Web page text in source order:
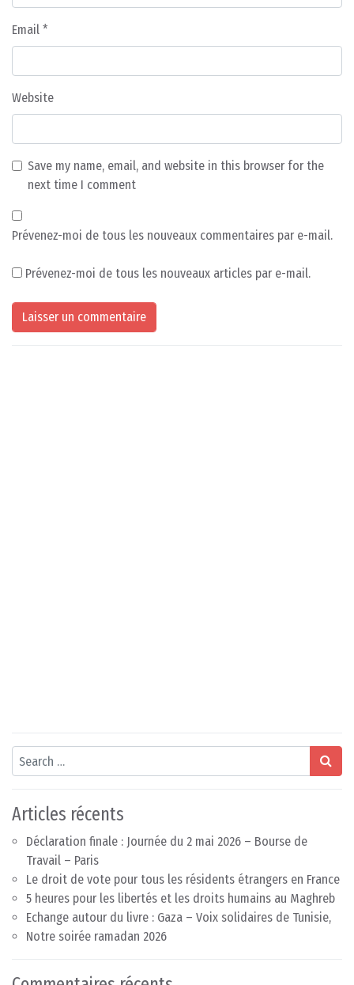
Email *
Website
Save my name, email, and website in this browser for the
next time I comment
Prévenez-moi de tous les nouveaux commentaires par e-mail.
Prévenez-moi de tous les nouveaux articles par e-mail.
Search
Articles récents
Déclaration finale : Journée du 2 mai 2026 – Bourse de
Travail – Paris
Le droit de vote pour tous les résidents étrangers en France
5 heures pour les libertés et les droits humains au Maghreb
Echange autour du livre : Gaza – Voix solidaires de Tunisie,
Notre soirée ramadan 2026